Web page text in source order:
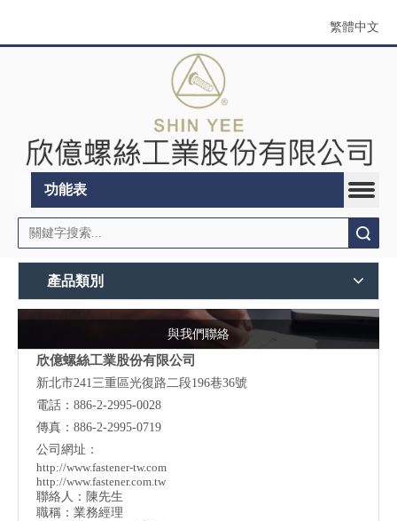
繁體中文
功能表
產品類別
與我們聯絡
欣億螺絲工業股份有限公司
新北市241三重區光復路二段196巷36號
電話：886-2-2995-0028
傳真：886-2-2995-0719
公司網址：
http://www.fastener-tw.com
http://www.fastener.com.tw
聯絡人：陳先生
職稱：業務經理